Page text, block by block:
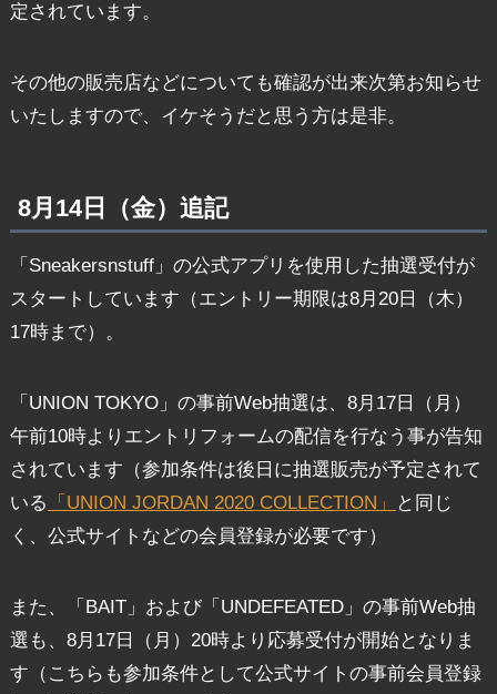
定されています。
その他の販売店などについても確認が出来次第お知らせ
いたしますので、イケそうだと思う方は是非。
8月14日（金）追記
「Sneakersnstuff」の公式アプリを使用した抽選受付が
スタートしています（エントリー期限は8月20日（木）
17時まで）。
「UNION TOKYO」の事前Web抽選は、8月17日（月）
午前10時よりエントリフォームの配信を行なう事が告知
されています（参加条件は後日に抽選販売が予定されて
いる
「UNION JORDAN 2020 COLLECTION」
と同じ
く、公式サイトなどの会員登録が必要です）
また、「BAIT」および「UNDEFEATED」の事前Web抽
選も、8月17日（月）20時より応募受付が開始となりま
す（こちらも参加条件として公式サイトの事前会員登録